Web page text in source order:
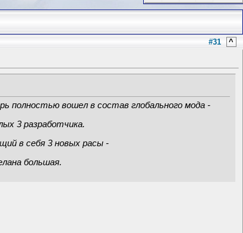
#31 ^
полностью вошел в состав глобального мода -
3 разработчика.
в себя 3 новых расы -
большая.